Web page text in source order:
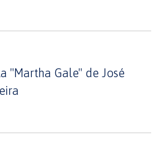
"Martha Gale" de José